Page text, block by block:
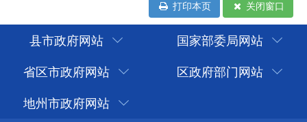
打印本页 关闭窗口
县市政府网站
国家部委局网站
省区市政府网站
区政府部门网站
地州市政府网站